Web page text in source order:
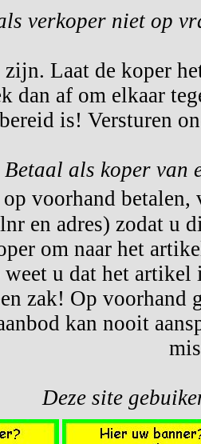
verkoper niet op
Laat de koper
dan af om elkaar
bereid is! Versturen
Betaal als koper van
voorhand
en adres) zodat u
om naar het
weet u dat het artikel
zak! Op
kan nooit
Deze site